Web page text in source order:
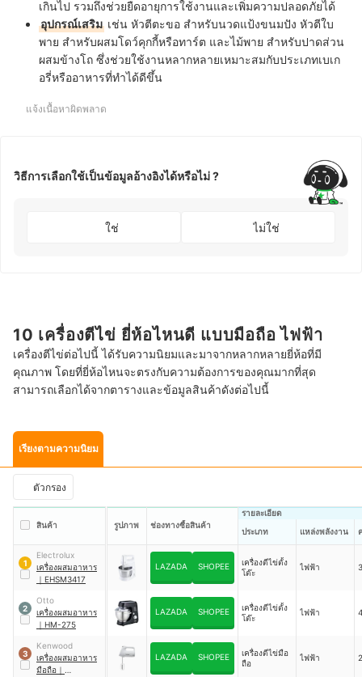
เกินไป รวมถึงช่วยยืดอายุการใช้งานและเพิ่มความปลอดภัยได้
อุปกรณ์เสริม เช่น หัวตีตะขอ สำหรับนวดแป้งขนมปัง หัวตีใบ
พาย สำหรับผสมโดว์คุกกี้หรือทาร์ต และไม้พาย สำหรับปาดส่วน
ผสมข้างโถ ซึ่งช่วยใช้งานหลากหลายเหมาะสมกับประเภทเบเก
อรี่หรืออาหารที่ทำได้ดีขึ้น
แจ้งเนื้อหาผิดพลาด
วิธีการเลือกใช้เป็นข้อมูลอ้างอิงได้หรือไม่ ?
ใช่ ไม่ใช่
10 เครื่องตีไข่ ยี่ห้อไหนดี แบบมือถือ ไฟฟ้า
เครื่องตีไข่ต่อไปนี้ ได้รับความนิยมและมาจากหลากหลายยี่ห้อที่มี
คุณภาพ โดยที่ยี่ห้อไหนจะตรงกับความต้องการของคุณมากที่สุด
สามารถเลือกได้จากตารางและข้อมูลสินค้าดังต่อไปนี้
เรียงตามความนิยม
ตัวกรอง
สินค้า รูปภาพ ช่องทางซื้อสินค้า
รายละเอียด
ประเภท
แหล่งพลังงาน
1
Electrolux
เครื่องผสมอาหาร
｜ EHSM3417
LAZADA SHOPEE
เครื่องตีไข่ตั้ง
โต๊ะ
ไฟฟ้า
2
Otto
เครื่องผสมอาหาร
｜ HM-275
LAZADA SHOPEE
เครื่องตีไข่ตั้ง
โต๊ะ
ไฟฟ้า
3
Kenwood
เครื่องผสมอาหาร
มือถือ ｜
LAZADA SHOPEE
เครื่องตีไข่มือ
ถือ
ไฟฟ้า